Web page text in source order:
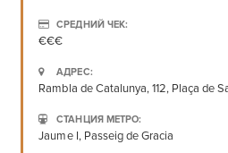
СРЕДНИЙ ЧЕК:
€€€
АДРЕС:
Rambla de Catalunya, 112, Plaça de
СТАНЦИЯ МЕТРО:
Jaume I, Passeig de Gracia